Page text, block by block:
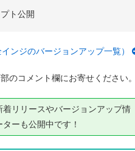
ト公開
ンジのバージョンアップ一覧）
のコメント欄にお寄せください。
リリースやバージョンアップ情
ーも公開中です！